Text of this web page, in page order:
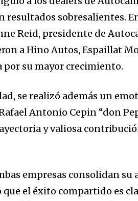
resultados sobresalientes.
Reid, presidente de
a Hino Autos, Espaillat
por su mayor crecimiento.
se realizó además un
Antonio Cepin “don
y valiosa
empresas consolidan su
el éxito compartido es